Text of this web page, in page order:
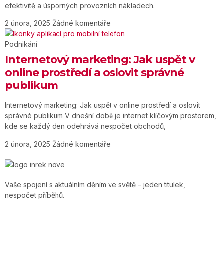
efektivitě a úsporných provozních nákladech.
2 února, 2025 Žádné komentáře
Podnikání
Internetový marketing: Jak uspět v
online prostředí a oslovit správné
publikum
Internetový marketing: Jak uspět v online prostředí a oslovit
správné publikum V dnešní době je internet klíčovým prostorem,
kde se každý den odehrává nespočet obchodů,
2 února, 2025 Žádné komentáře
Vaše spojení s aktuálním děním ve světě – jeden titulek,
nespočet příběhů.